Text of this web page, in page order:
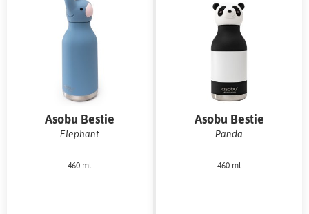
Asobu Bestie
vattenflaska
Elephant
460 ml
Asobu Bestie
vattenflaska
Panda
460 ml